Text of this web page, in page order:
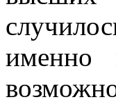
именно